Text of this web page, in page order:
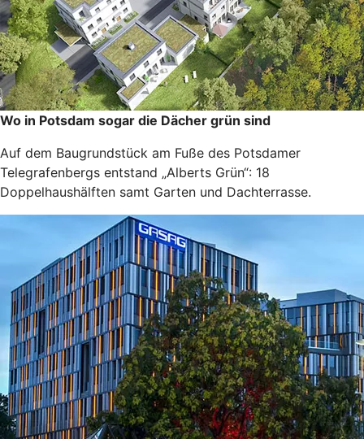
Wo in Potsdam sogar die Dächer grün sind
Auf dem Baugrundstück am Fuße des Potsdamer
Telegrafenbergs entstand „Alberts Grün“: 18
Doppelhaushälften samt Garten und Dachterrasse.